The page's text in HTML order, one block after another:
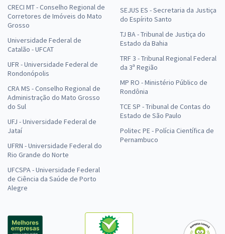
CRECI MT - Conselho Regional de
Corretores de Imóveis do Mato
Grosso
Universidade Federal de
Catalão - UFCAT
UFR - Universidade Federal de
Rondonópolis
CRA MS - Conselho Regional de
Administração do Mato Grosso
do Sul
UFJ - Universidade Federal de
Jataí
UFRN - Universidade Federal do
Rio Grande do Norte
UFCSPA - Universidade Federal
de Ciência da Saúde de Porto
Alegre
SEJUS ES - Secretaria da Justiça
do Espírito Santo
TJ BA - Tribunal de Justiça do
Estado da Bahia
TRF 3 - Tribunal Regional Federal
da 3ª Região
MP RO - Ministério Público de
Rondônia
TCE SP - Tribunal de Contas do
Estado de São Paulo
Politec PE - Polícia Científica de
Pernambuco